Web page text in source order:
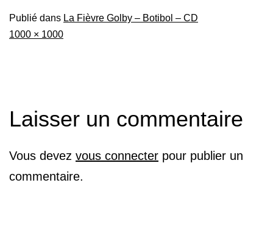
Publié dans La Fièvre Golby – Botibol – CD
Taille
1000 × 1000
Laisser un commentaire
Vous devez vous connecter pour publier un
commentaire.